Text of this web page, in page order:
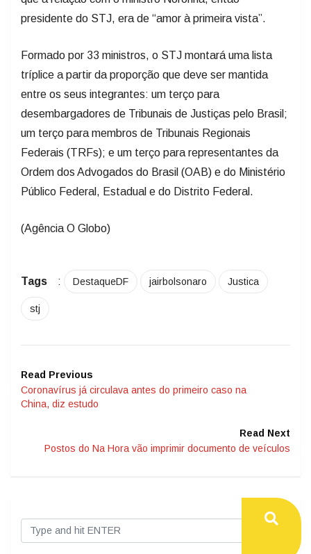
presidente do STJ, era de “amor à primeira vista”.
Formado por 33 ministros, o STJ montará uma lista
tríplice a partir da proporção que deve ser mantida
entre os seus integrantes: um terço para
desembargadores de Tribunais de Justiças pelo Brasil;
um terço para membros de Tribunais Regionais
Federais (TRFs); e um terço para representantes da
Ordem dos Advogados do Brasil (OAB) e do Ministério
Público Federal, Estadual e do Distrito Federal.
(Agência O Globo)
Tags : DestaqueDF jairbolsonaro Justica
stj
Read Previous
Coronavírus já circulava antes do primeiro caso na
China, diz estudo
Read Next
Postos do Na Hora vão imprimir documento de veículos